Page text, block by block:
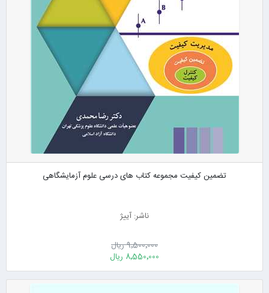
تضمین کیفیت مجموعه کتاب های درسی علوم آزمایشگاهی
ناشر: آییژ
9٬500٬000 ریال
8٬550٬000 ریال